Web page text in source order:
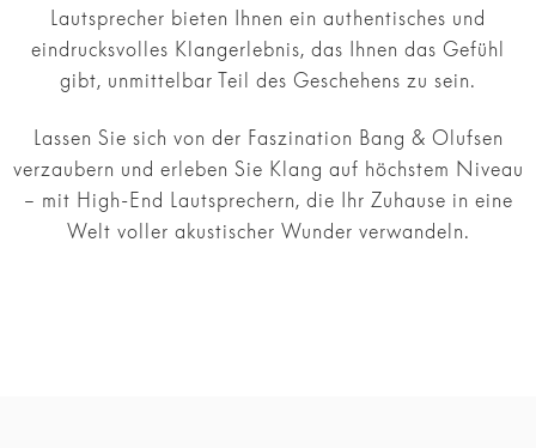
Lautsprecher bieten Ihnen ein authentisches und
eindrucksvolles Klangerlebnis, das Ihnen das Gefühl
gibt, unmittelbar Teil des Geschehens zu sein.
Lassen Sie sich von der Faszination Bang & Olufsen
verzaubern und erleben Sie Klang auf höchstem Niveau
– mit High-End Lautsprechern, die Ihr Zuhause in eine
Welt voller akustischer Wunder verwandeln.